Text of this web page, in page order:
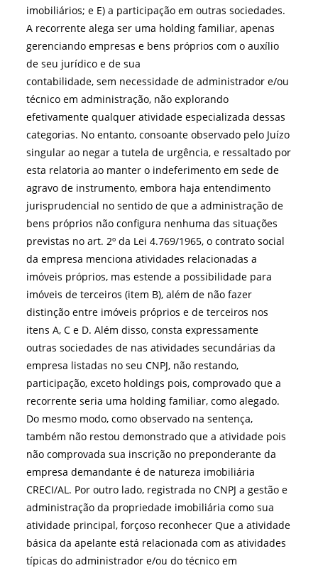
imobiliários; e E) a participação em outras sociedades.
A recorrente alega ser uma holding familiar, apenas
gerenciando empresas e bens próprios com o auxílio
de seu jurídico e de sua
contabilidade, sem necessidade de administrador e/ou
técnico em administração, não explorando
efetivamente qualquer atividade especializada dessas
categorias. No entanto, consoante observado pelo Juízo
singular ao negar a tutela de urgência, e ressaltado por
esta relatoria ao manter o indeferimento em sede de
agravo de instrumento, embora haja entendimento
jurisprudencial no sentido de que a administração de
bens próprios não configura nenhuma das situações
previstas no art. 2º da Lei 4.769/1965, o contrato social
da empresa menciona atividades relacionadas a
imóveis próprios, mas estende a possibilidade para
imóveis de terceiros (item B), além de não fazer
distinção entre imóveis próprios e de terceiros nos
itens A, C e D. Além disso, consta expressamente
outras sociedades de nas atividades secundárias da
empresa listadas no seu CNPJ, não restando,
participação, exceto holdings pois, comprovado que a
recorrente seria uma holding familiar, como alegado.
Do mesmo modo, como observado na sentença,
também não restou demonstrado que a atividade pois
não comprovada sua inscrição no preponderante da
empresa demandante é de natureza imobiliária
CRECI/AL. Por outro lado, registrada no CNPJ a gestão e
administração da propriedade imobiliária como sua
atividade principal, forçoso reconhecer Que a atividade
básica da apelante está relacionada com as atividades
típicas do administrador e/ou do técnico em